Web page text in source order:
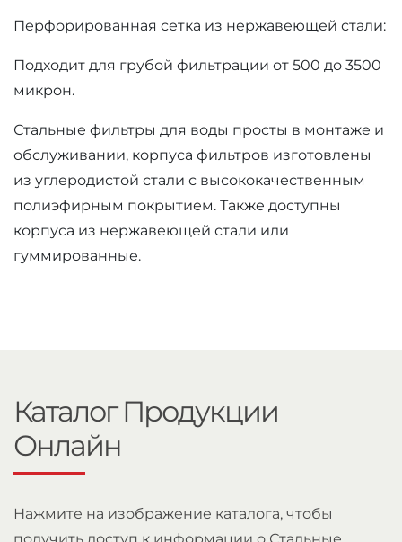
Перфорированная сетка из нержавеющей стали:
Подходит для грубой фильтрации от 500 до 3500
микрон.
Стальные фильтры для воды просты в монтаже и
обслуживании, корпуса фильтров изготовлены
из углеродистой стали с высококачественным
полиэфирным покрытием. Также доступны
корпуса из нержавеющей стали или
гуммированные.
Каталог Продукции
Онлайн
Нажмите на изображение каталога, чтобы